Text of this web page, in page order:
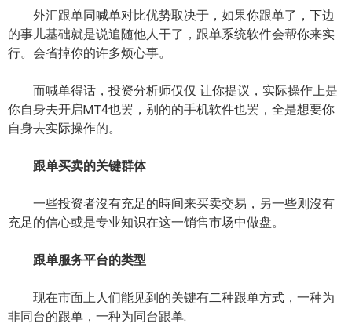
外汇跟单同喊单对比优势取决于，如果你跟单了，下边
的事儿基础就是说追随他人干了，跟单系统软件会帮你来实
行。会省掉你的许多烦心事。
而喊单得话，投资分析师仅仅 让你提议，实际操作上是
你自身去开启MT4也罢，别的的手机软件也罢，全是想要你
自身去实际操作的。
跟单买卖的关键群体
一些投资者沒有充足的時间来买卖交易，另一些则沒有
充足的信心或是专业知识在这一销售市场中做盘。
跟单服务平台的类型
现在市面上人们能见到的关键有二种跟单方式，一种为
非同台的跟单，一种为同台跟单.